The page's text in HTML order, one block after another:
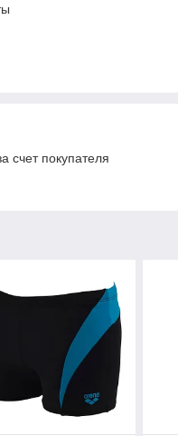
счет покупателя